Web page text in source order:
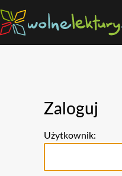
Zaloguj
Użytkownik: